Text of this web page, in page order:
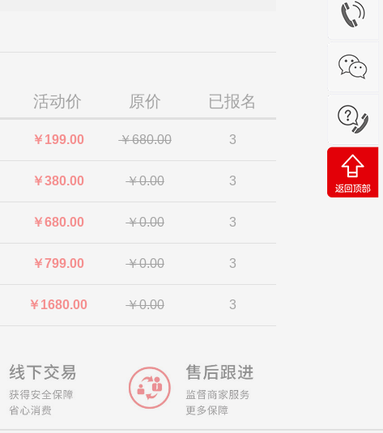
活动价 原价 已报名
￥199.00 ￥680.00 3
￥380.00 ￥0.00 3
￥680.00 ￥0.00 3
￥799.00 ￥0.00 3
￥1680.00 ￥0.00 3